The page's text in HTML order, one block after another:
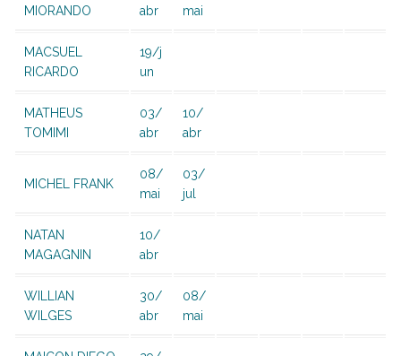
MIORANDO
abr
mai
MACSUEL
RICARDO
19/j
un
MATHEUS
TOMIMI
03/
abr
10/
abr
MICHEL FRANK
08/
mai
03/
jul
NATAN
MAGAGNIN
10/
abr
WILLIAN
WILGES
30/
abr
08/
mai